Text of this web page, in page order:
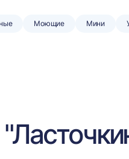
Моющие Мини